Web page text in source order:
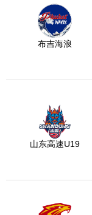
布吉海浪
山东高速U19